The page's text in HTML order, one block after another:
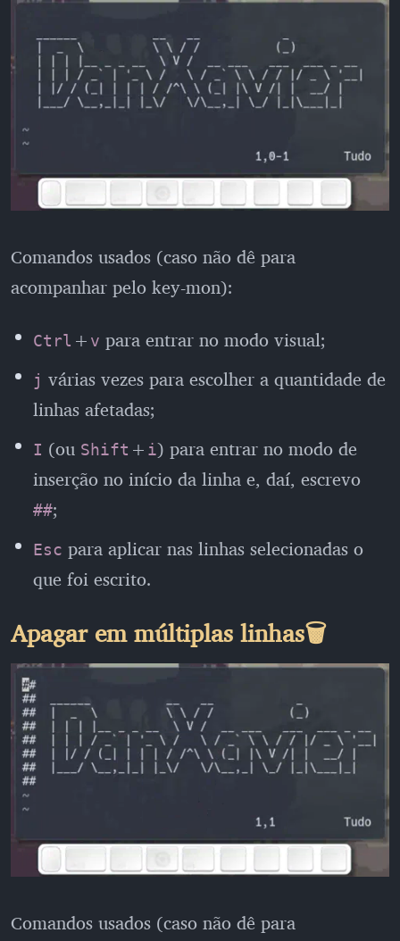
Comandos usados (caso não dê para
acompanhar pelo key-mon):
Ctrl + v para entrar no modo visual;
j várias vezes para escolher a quantidade de
linhas afetadas;
I (ou Shift + i) para entrar no modo de
inserção no início da linha e, daí, escrevo
##;
Esc para aplicar nas linhas selecionadas o
que foi escrito.
Apagar em múltiplas linhas🗑
Comandos usados (caso não dê para